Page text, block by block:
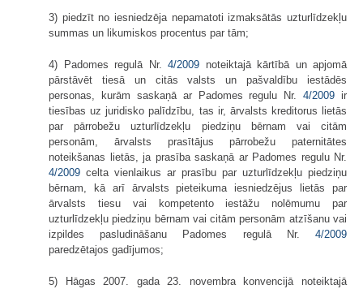
3) piedzīt no iesniedzēja nepamatoti izmaksātās uzturlīdzekļu
summas un likumiskos procentus par tām;
4) Padomes regulā Nr. 4/2009 noteiktajā kārtībā un apjomā
pārstāvēt tiesā un citās valsts un pašvaldību iestādēs
personas, kurām saskaņā ar Padomes regulu Nr.4/2009 ir
tiesības uz juridisko palīdzību, tas ir, ārvalsts kreditorus lietās
par pārrobežu uzturlīdzekļu piedziņu bērnam vai citām
personām, ārvalsts prasītājus pārrobežu paternitātes
noteikšanas lietās, ja prasība saskaņā ar Padomes regulu Nr.
4/2009 celta vienlaikus ar prasību par uzturlīdzekļu piedziņu
bērnam, kā arī ārvalsts pieteikuma iesniedzējus lietās par
ārvalsts tiesu vai kompetento iestāžu nolēmumu par
uzturlīdzekļu piedziņu bērnam vai citām personām atzīšanu vai
izpildes pasludināšanu Padomes regulā Nr. 4/2009
paredzētajos gadījumos;
5) Hāgas 2007. gada 23. novembra konvencijā noteiktajā